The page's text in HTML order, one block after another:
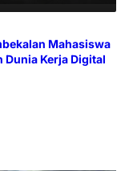
Mahasiswa
Dunia Kerja Digital